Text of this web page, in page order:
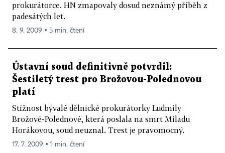
prokurátorce. HN zmapovaly dosud neznámý příběh z
padesátých let.
8. 9. 2009 ▪ 5 min. čtení
Ústavní soud definitivně potvrdil:
Šestiletý trest pro Brožovou-Polednovou
platí
Stížnost bývalé dělnické prokurátorky Ludmily
Brožové-Polednové, která poslala na smrt Miladu
Horákovou, soud neuznal. Trest je pravomocný.
17. 7. 2009 ▪ 1 min. čtení